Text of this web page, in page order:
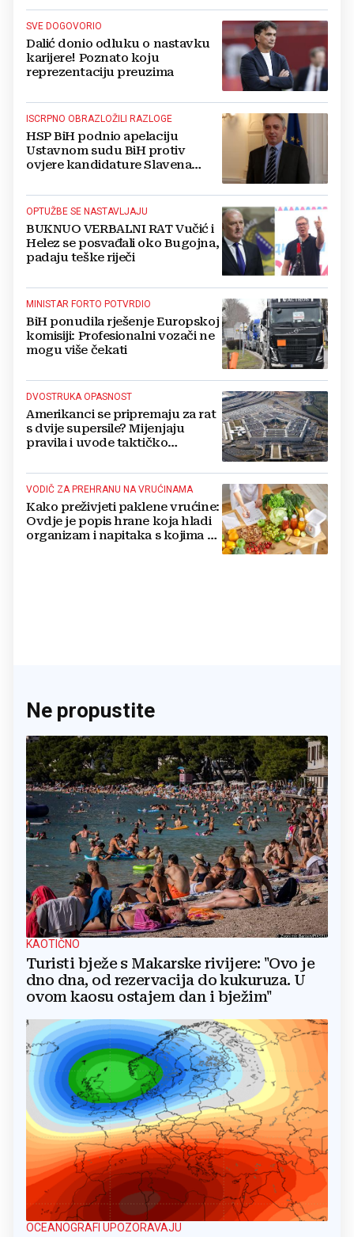
SVE DOGOVORIO
Dalić donio odluku o nastavku
karijere! Poznato koju
reprezentaciju preuzima
ISCRPNO OBRAZLOŽILI RAZLOGE
HSP BiH podnio apelaciju
Ustavnom sudu BiH protiv
ovjere kandidature Slavena
OPTUŽBE SE NASTAVLJAJU
BUKNUO VERBALNI RAT Vučić i
Helez se posvađali oko Bugojna,
padaju teške riječi
MINISTAR FORTO POTVRDIO
BiH ponudila rješenje Europskoj
komisiji: Profesionalni vozači ne
mogu više čekati
DVOSTRUKA OPASNOST
Amerikanci se pripremaju za rat
s dvije supersile? Mijenjaju
pravila i uvode taktičko
VODIČ ZA PREHRANU NA VRUĆINAMA
Kako preživjeti paklene vrućine:
Ovdje je popis hrane koja hladi
organizam i napitaka s kojima si
Ne propustite
KAOTIČNO
Turisti bježe s Makarske rivijere: "Ovo je
dno dna, od rezervacija do kukuruza. U
ovom kaosu ostajem dan i bježim"
OCEANOGRAFI UPOZORAVAJU